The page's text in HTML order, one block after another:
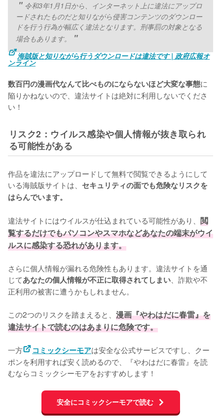
令和3年1月1日から、インターネット上に違法にアップロ
ードされたものだと知りながら侵害コンテンツのダウンロー
ドを行う行為が幅広く違法となります。刑事罰の対象となる
場合もあります。
海賊版と知りながら行うダウンロードは違法です | 政府広報オ
ンライン
数百円の漫画代なんて比べものにならないほど大変な事態に
陥りかねないので、違法サイトは絶対に利用しないでくださ
い！
リスク2：ウイルス感染や個人情報が抜き取られ
る可能性がある
作品を違法にアップロードして無料で閲覧できるようにして
いる海賊版サイトは、 セキュリティの面でも危険なリスクを
はらんでいます。
違法サイトにはウイルスが仕込まれている可能性があり、 閲
覧するだけでもパソコンやスマホなどあなたの端末がウイ
ルスに感染する恐れがあります。
さらに個人情報が漏れる危険性もあります。違法サイトを通
じてあなたの個人情報が不正に取得されてしまい 、詐欺や不
正利用の被害に遭うかもしれません。
この2つのリスクを踏まえると、 漫画『やわはだに春雷』を
違法サイトで読むのはあまりに危険です。
一方 コミックシーモアは安全な公式サービスですし、クー
ポンを利用すれば安く読めるので、『やわはだに春雷』を読
むならコミックシーモアをおすすめします！
安全にコミックシーモアで読む